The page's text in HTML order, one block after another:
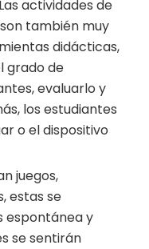
actividades de
también muy
didácticas,
grado de
evaluarlo y
los estudiantes
o el dispositivo
juegos,
estas se
espontánea y
se sentirán